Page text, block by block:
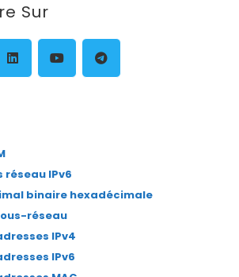
Sur
onglet
IPv6
binaire hexadécimale
réseau
IPv4
IPv6